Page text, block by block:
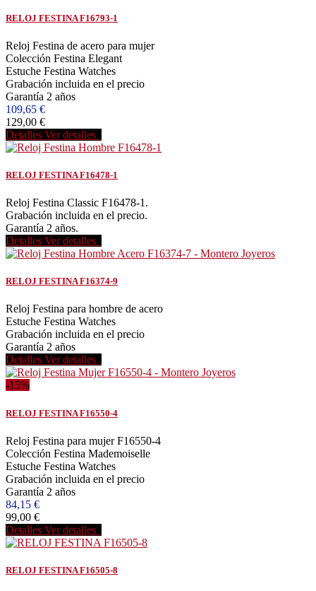
RELOJ FESTINA F16793-1
Reloj Festina de acero para mujer
Colección Festina Elegant
Estuche Festina Watches
Grabación incluida en el precio
Garantía 2 años
109,65 €
129,00 €
Detalles Ver detalles
RELOJ FESTINA F16478-1
Reloj Festina Classic F16478-1.
Grabación incluida en el precio.
Garantía 2 años.
Detalles Ver detalles
RELOJ FESTINA F16374-9
Reloj Festina para hombre de acero
Estuche Festina Watches
Grabación incluida en el precio
Garantía 2 años
Detalles Ver detalles
-15%
RELOJ FESTINA F16550-4
Reloj Festina para mujer F16550-4
Colección Festina Mademoiselle
Estuche Festina Watches
Grabación incluida en el precio
Garantía 2 años
84,15 €
99,00 €
Detalles Ver detalles
RELOJ FESTINA F16505-8